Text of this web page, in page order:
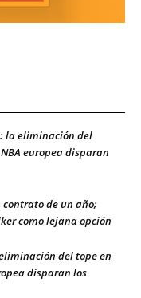
la eliminación del
europea disparan
contrato de un año;
como lejana opción
del tope en
disparan los